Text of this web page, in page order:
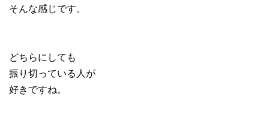
そんな感じです。
どちらにしても
振り切っている人が
好きですね。